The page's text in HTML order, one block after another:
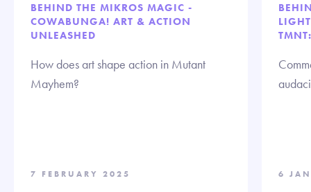
BEHIND THE MIKROS MAGIC -
COWABUNGA! ART & ACTION
UNLEASHED
How does art shape action in Mutant
Mayhem?
7 FEBRUARY 2025 6